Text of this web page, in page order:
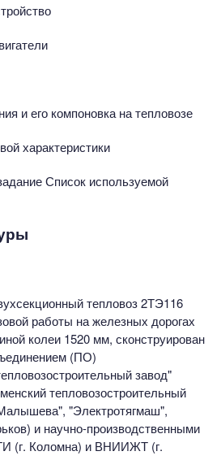
и его компоновка на тепловозе
характеристики
Список используемой
тепловоз 2ТЭ116
работы на железных дорогах
колеи 1520 мм, сконструирован
(ПО)
завод"
тепловозостроительный
"Электротягмаш",
и научно-производственными
(г. Коломна) и ВНИИЖТ (г.